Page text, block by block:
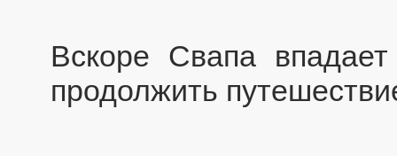
Вскоре Свапа
продолжить